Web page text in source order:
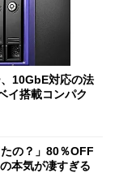
10GbE対応の法
イ搭載コンパク
の？」80％OFF
本気が凄すぎる